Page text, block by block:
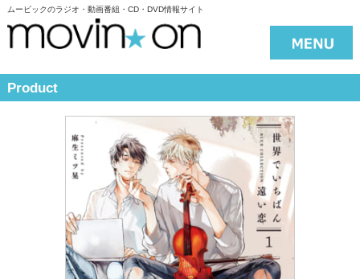
ムービックのラジオ・動画番組・CD・DVD情報サイト
Product